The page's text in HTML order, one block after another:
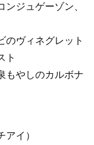
ンジュゲーゾン、
のヴィネグレット
ト
もやしのカルボナ
イ）